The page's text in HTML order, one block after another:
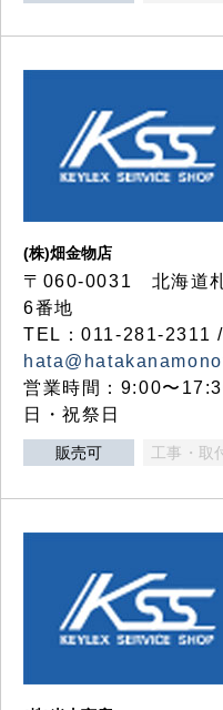
(株)畑金物店
〒060-0031 北海道
6番地
TEL：011-281-2311
営業時間：9:00〜
日・祝祭日
販売可 工事・取